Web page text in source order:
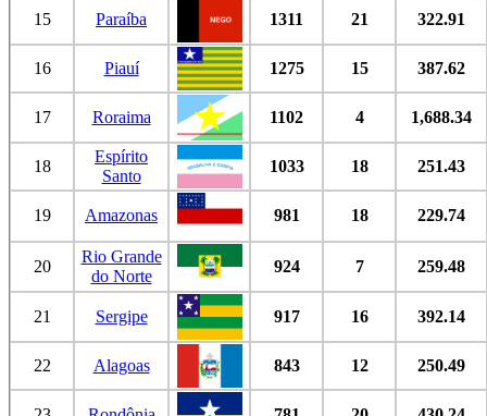
15 Paraíba 1311 21 322.91
16 Piauí 1275 15 387.62
17 Roraima 1102 4 1,688.34
18
Espírito
Santo
1033 18 251.43
19 Amazonas 981 18 229.74
20
Rio Grande
do Norte
924 7 259.48
21 Sergipe 917 16 392.14
22 Alagoas 843 12 250.49